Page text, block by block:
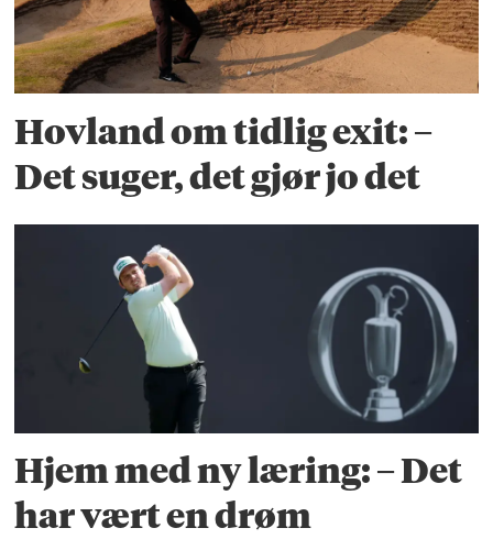
Hovland om tidlig exit: –
Det suger, det gjør jo det
Hjem med ny læring: – Det
har vært en drøm